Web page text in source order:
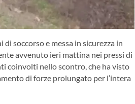
soccorso e messa in sicurezza in
avvenuto ieri mattina nei pressi di
coinvolti nello scontro, che ha visto
di forze prolungato per l’intera